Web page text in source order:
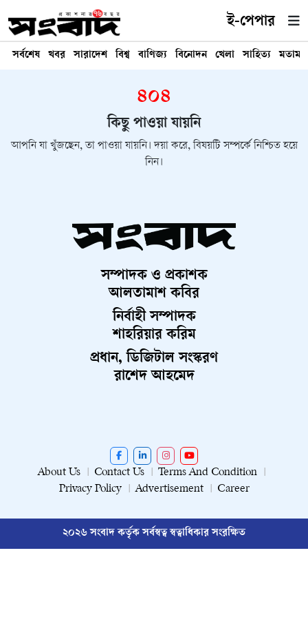
ই-পেপার
সর্বশেষ খবর সারাদেশ বিশ্ব বাণিজ্য বিনোদন খেলা সাহিত্য মতামত
৪০৪
কিছু পাওয়া যায়নি
আপনি যা খুঁজছেন, তা পাওয়া যায়নি। দয়া করে, বিষয়টি সম্পর্কে নিশ্চিত হয়ে
নিন।
সম্পাদক ও প্রকাশক
আলতামাশ কবির
নির্বাহী সম্পাদক
শাহরিয়ার করিম
প্রধান, ডিজিটাল সংস্করণ
রাশেদ আহমেদ
About Us Contact Us
Terms And Condition
Privacy Policy
Advertisement Career
২০২৬ সংবাদ কর্তৃক সর্বস্বত্ব স্বত্বাধিকার সংরক্ষিত